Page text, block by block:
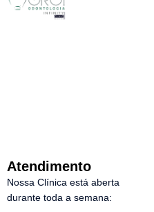
Atendimento
Nossa Clínica está aberta
durante toda a semana: